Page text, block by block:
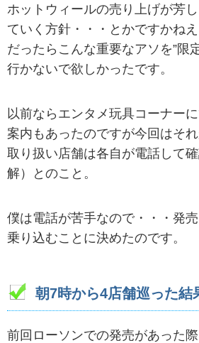
ホットウィールの売り上げが芳
ていく方針・・・とかですかね
だったらこんな重要なアソを”限
行かないで欲しかったです。
以前ならエンタメ玩具コーナー
案内もあったのですが今回はそ
取り扱い店舗は各自が電話して
解）とのこと。
僕は電話が苦手なので・・・発
乗り込むことに決めたのです。
朝7時から4店舗巡った結
前回ローソンでの発売があった